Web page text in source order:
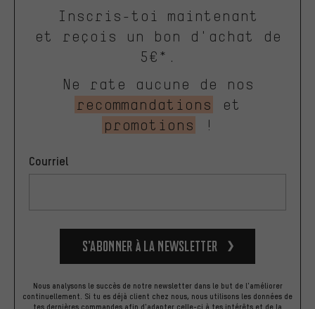
Inscris-toi maintenant
et reçois un bon d'achat de
5€*.
Ne rate aucune de nos
recommandations
et
promotions
!
Courriel
S’abonner à la newsletter
Nous analysons le succès de notre newsletter dans le but de l'améliorer
continuellement. Si tu es déjà client chez nous, nous utilisons les données de
tes dernières commandes afin d'adapter celle-ci à tes intérêts et de la